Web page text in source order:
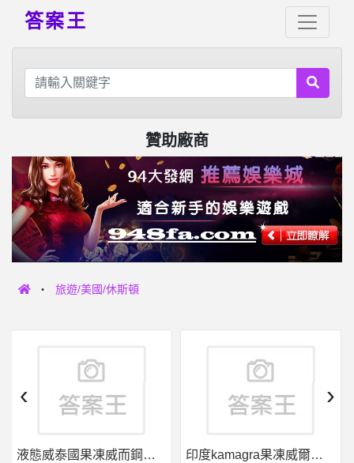
答案王
贊助廠商
旅遊/美國/休斯頓
液態威泰國果凍威而鋼哪裡買 印度kamagra果凍威爾剛用於治療男性勃起功能障礙
‹ ›